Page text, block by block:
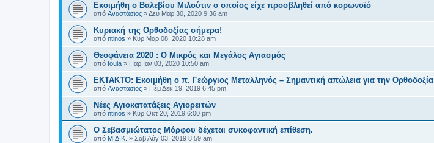
Εκοιμήθη ο Βαλεβίου Μιλούτιν ο οποίος είχε προσβληθεί από κορωνοϊό
από Αναστάσιος »Δευ Μαρ 30, 2020 9:36 am
Κυριακή της Ορθοδοξίας σήμερα!
από ntinos » Κυρ Μαρ 08, 2020 10:28 am
Θεοφάνεια 2020 : Ο Μικρός και Μεγάλος Αγιασμός
από toula » Παρ Ιαν 03, 2020 10:50 am
ΕΚΤΑΚΤΟ: Εκοιμήθη ο π. Γεώργιος Μεταλληνός – Σημαντική απώλεια για την Ορθοδοξία
από Αναστάσιος » Πέμ Δεκ 19, 2019 6:45 pm
Νέες Αγιοκατατάξεις Αγιορειτών
από ntinos » Κυρ Οκτ 20, 2019 6:00 pm
O Σεβασμιώτατος Μόρφου δέχεται συκοφαντική επίθεση.
από Μ.Δ.Κ. » Σάβ Αύγ 03, 2019 8:59 am